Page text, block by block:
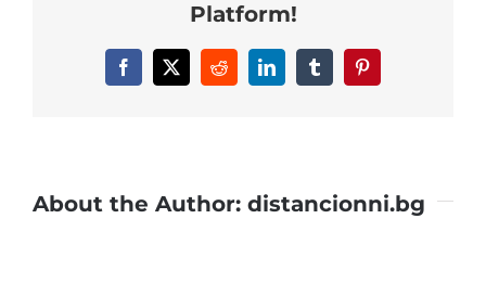
Platform!
Facebook
X RedditLinkedInTumblrPinterest
About the Author: distancionni.bg